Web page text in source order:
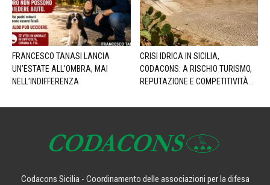
FRANCESCO TANASI LANCIA
UN’ESTATE ALL’OMBRA, MAI
NELL’INDIFFERENZA
CRISI IDRICA IN SICILIA,
CODACONS: A RISCHIO TURISMO,
REPUTAZIONE E COMPETITIVITÀ...
Codacons Sicilia - Coordinamento delle associazioni per la difesa